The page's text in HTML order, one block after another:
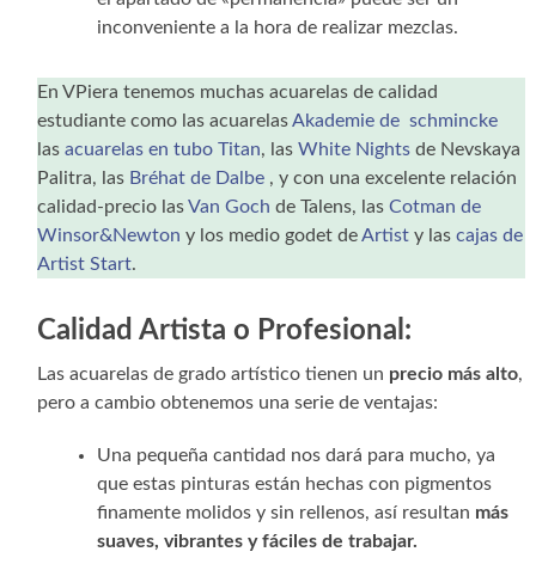
inconveniente a la hora de realizar mezclas.
En VPiera tenemos muchas acuarelas de calidad
estudiante como las acuarelasAkademie de schmincke
lasacuarelas en tubo Titan, lasWhite Nights de Nevskaya
Palitra, las Bréhat de Dalbe , y con una excelente relación
calidad-precio lasVan Goch de Talens, lasCotman de
Winsor&Newton y los medio godet deArtist y lascajas de
Artist Start.
Calidad Artista o Profesional:
Las acuarelas de grado artístico tienen un precio más alto,
pero a cambio obtenemos una serie de ventajas:
Una pequeña cantidad nos dará para mucho, ya
que estas pinturas están hechas con pigmentos
finamente molidos y sin rellenos, así resultan más
suaves, vibrantes y fáciles de trabajar.